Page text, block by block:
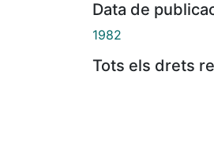
Data de
1982
Tots els drets